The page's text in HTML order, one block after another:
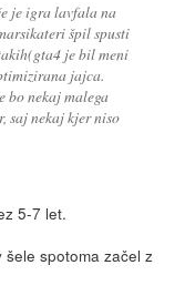
je igra lavfala na
špil spusti
je bil meni
jajca.
bo nekaj malega
saj nekaj kjer niso
5-7 let.
spotoma začel z